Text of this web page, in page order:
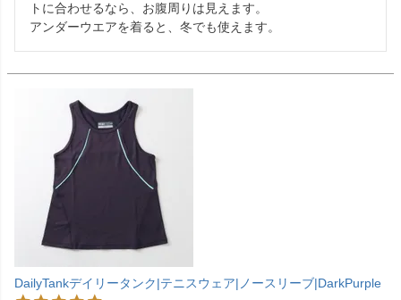
トに合わせるなら、お腹周りは見えます。
アンダーウエアを着ると、冬でも使えます。
DailyTankデイリータンク|テニスウェア|ノースリーブ|DarkPurple